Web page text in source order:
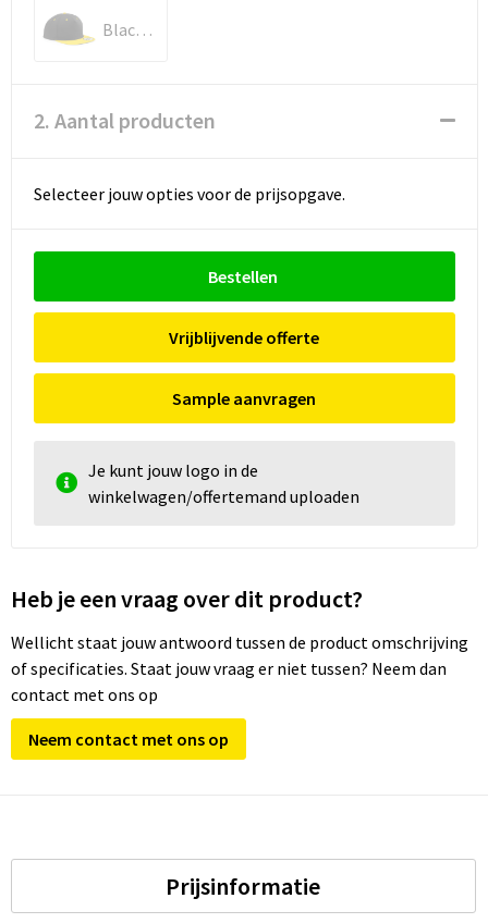
Black / Yellow
2. Aantal producten
Selecteer jouw opties voor de prijsopgave.
Bestellen
Vrijblijvende offerte
Sample aanvragen
Je kunt jouw logo in de
winkelwagen/offertemand uploaden
Heb je een vraag over dit product?
Wellicht staat jouw antwoord tussen de product omschrijving
of specificaties. Staat jouw vraag er niet tussen? Neem dan
contact met ons op
Neem contact met ons op
Prijsinformatie